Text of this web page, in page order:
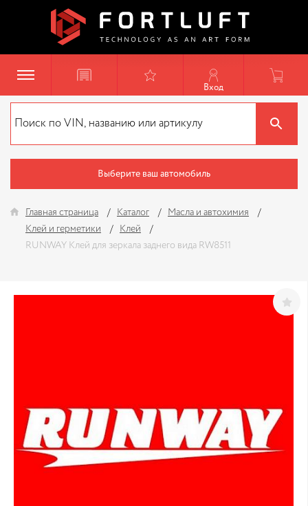
Вход
Выберите ваш автомобиль
Главная страница Каталог
Масла и автохимия
Клей и герметики
Клей
RUNWAY Клей для зеркала заднего вида RW8511